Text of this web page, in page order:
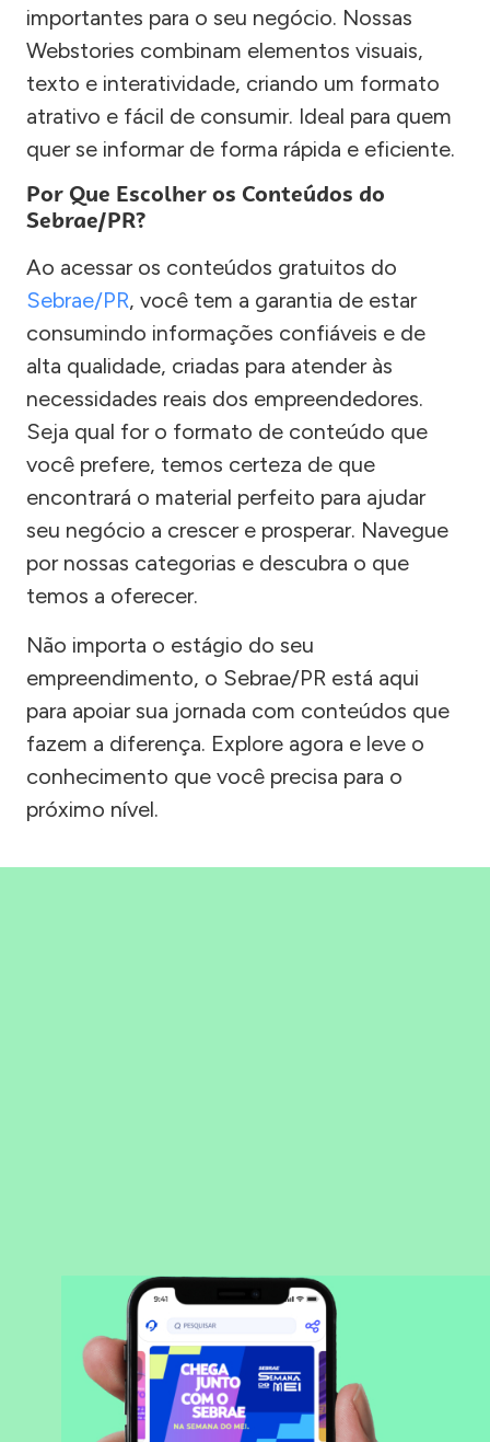
importantes para o seu negócio. Nossas
Webstories combinam elementos visuais,
texto e interatividade, criando um formato
atrativo e fácil de consumir. Ideal para quem
quer se informar de forma rápida e eficiente.
Por Que Escolher os Conteúdos do
Sebrae/PR?
Ao acessar os conteúdos gratuitos do
Sebrae/PR, você tem a garantia de estar
consumindo informações confiáveis e de
alta qualidade, criadas para atender às
necessidades reais dos empreendedores.
Seja qual for o formato de conteúdo que
você prefere, temos certeza de que
encontrará o material perfeito para ajudar
seu negócio a crescer e prosperar. Navegue
por nossas categorias e descubra o que
temos a oferecer.
Não importa o estágio do seu
empreendimento, o Sebrae/PR está aqui
para apoiar sua jornada com conteúdos que
fazem a diferença. Explore agora e leve o
conhecimento que você precisa para o
próximo nível.